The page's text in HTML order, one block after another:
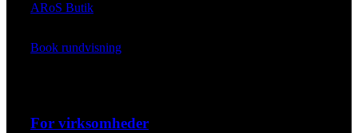
ARoS Butik
Book rundvisning
For virksomheder